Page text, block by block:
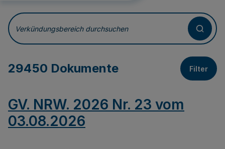
Verkündungsbereich
Verkündungsbereich durchsuchen
29450 Dokumente Filter
GV. NRW. 2026 Nr. 23 vom
03.08.2026